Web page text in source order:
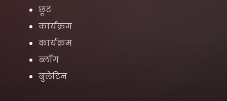
छूट
कार्यक्रम
कार्यक्रम
ब्लॉग
बुलेटिन